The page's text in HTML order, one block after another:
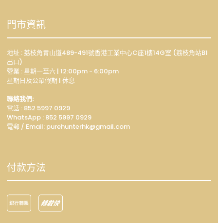
門市資訊
地址 : 荔枝角青山道489-491號香港工業中心C座1樓14G室 (荔枝角站B1
出口)
營業 : 星期一至六 | 12:00pm - 6:00pm
星期日及公眾假期 | 休息
聯絡我們:
電話 : 852 5997 0929
WhatsApp : 852 5997 0929
電郵 / Email: purehunterhk@gmail.com
付款方法